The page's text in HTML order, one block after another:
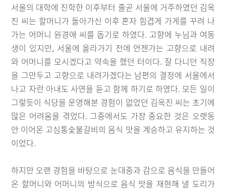
서울의 대학에 진학한 이후부터 줄곧 서울에 거주하였던 김옥
진 씨는 할머니가 돌아가신 이후 혼자 힘겹게 가게를 꾸려 나
가는 어머니 원경애 씨를 돕기로 하였다. 고향에 누님과 여동
생이 있지만, 서울에 올라가기 전에 언젠가는 고향으로 내려
와 어머니를 모시겠다고 약속을 했던 터이다. 잘 다니던 직장
을 그만두고 고향으로 내려가겠다는 남편의 결정에 서울에서
나고 자란 아내도 사연을 듣고 함께 하기로 하였다. 모든 일이
그렇듯이 식당을 운영해본 경험이 없었던 김옥진 씨는 초기에
많은 어려움을 겪었다. 그중에서도 가장 중요한 것은 오랫동
안 이어온 고심통숯불갈비의 음식 맛을 계승하고 유지하는 것
이었다.
하지만 오랜 경험을 바탕으로 눈대중과 감으로 음식을 만들어
온 할머니와 어머니의 방식으로 음식 맛을 재현해 낼 도리가